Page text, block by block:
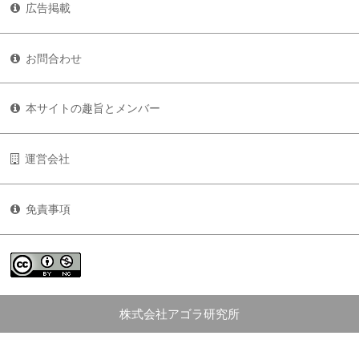
広告掲載
お問合わせ
本サイトの趣旨とメンバー
運営会社
免責事項
株式会社アゴラ研究所